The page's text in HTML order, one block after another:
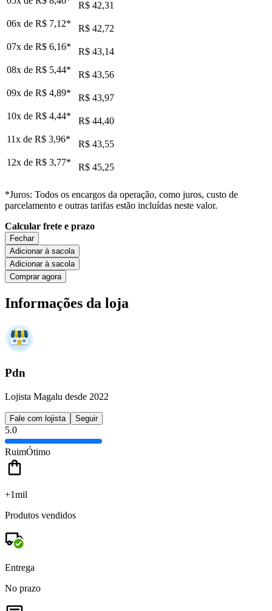
R$ 42,31
06x de R$ 7,12*
R$ 42,72
07x de R$ 6,16*
R$ 43,14
08x de R$ 5,44*
R$ 43,56
09x de R$ 4,89*
R$ 43,97
10x de R$ 4,44*
R$ 44,40
11x de R$ 3,96*
R$ 43,55
12x de R$ 3,77* R$ 45,25
*Juros: Todos os encargos da operação, como juros, custo de
parcelamento e outras tarifas estão incluídas neste valor.
Calcular frete e prazo
Fechar
Adicionar à sacola
Adicionar à sacola
Comprar agora
Informações da loja
Pdn
Lojista Magalu desde 2022
Fale com lojista Seguir
5.0
RuimÓtimo
+1mil
Produtos vendidos
Entrega
No prazo